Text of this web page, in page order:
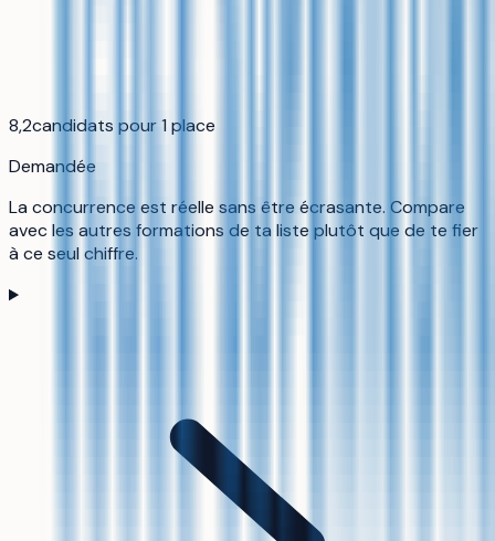
8,2candidats pour 1 place
Demandée
La concurrence est réelle sans être écrasante. Compare
avec les autres formations de ta liste plutôt que de te fier
à ce seul chiffre.